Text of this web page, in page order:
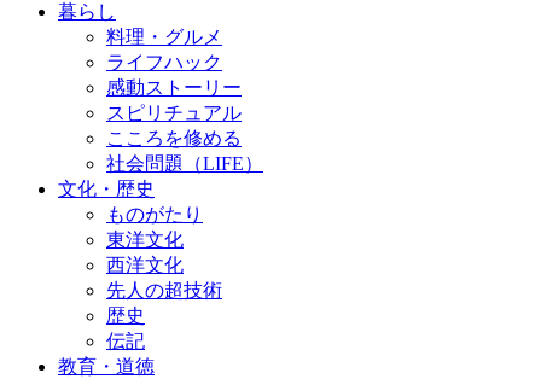
暮らし
料理・グルメ
ライフハック
感動ストーリー
スピリチュアル
こころを修める
社会問題（LIFE）
文化・歴史
ものがたり
東洋文化
西洋文化
先人の超技術
歴史
伝記
教育・道徳